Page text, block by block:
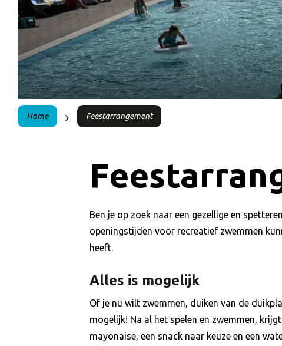
Home Feestarrangement
Ben je op zoek naar een gezellige en
openingstijden voor recreatief zwemmen
heeft.
Alles is mogelijk
Of je nu wilt zwemmen, duiken van de
mogelijk! Na al het spelen en zwemmen,
mayonaise, een snack naar keuze en een